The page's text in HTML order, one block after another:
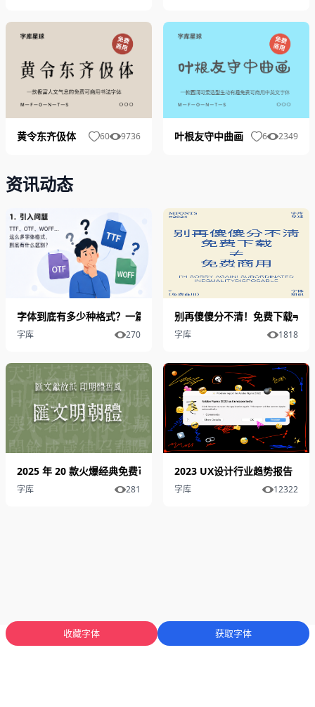
黄令东齐伋体 60 9736 叶根友守中曲画 6 2349
资讯动态
字体到底有多少种格式？一篇讲清楚
字库 270
别再傻傻分不清！免费下载≠免
字库 1818
2025 年 20 款火爆经典免费可商用中文字体（二）
字库 281
2023 UX设计行业趋势报告
字库 12322
收藏字体 获取字体